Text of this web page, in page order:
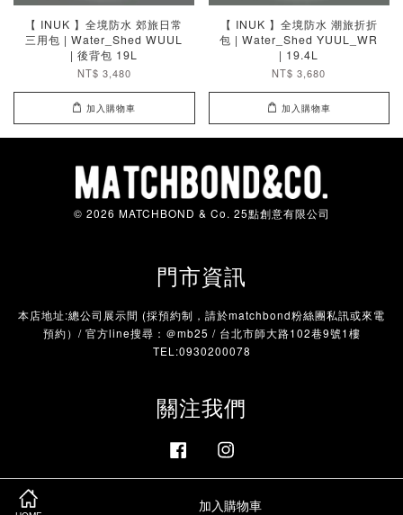
加入購物車
【 INUK 】全境防水 郊旅日常
三用包 | Water_Shed WUUL
| 後背包 19L
NT$ 3,480
加入購物車
【 INUK 】全境防水 潮旅折折
包 | Water_Shed YUUL_WR
| 19.4L
NT$ 3,680
加入購物車
© 2026 MATCHBOND & Co. 25點創意有限公司
門市資訊
本店地址:總公司展示間 (採預約制，請於matchbond粉絲團私訊或來電
預約）/ 官方line搜尋：＠mb25 / 台北市師大路102巷9號1樓
TEL:0930200078
關注我們
Facebook